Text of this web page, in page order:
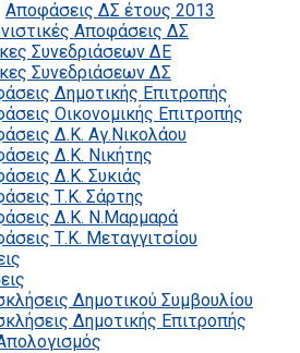
Αποφάσεις ΔΣ έτους 2013
Αποφάσεις ΔΣ
Συνεδριάσεων ΔΕ
Συνεδριάσεων ΔΣ
Δημοτικής Επιτροπής
Οικονομικής Επιτροπής
Δ.Κ. Αγ.Νικολάου
Δ.Κ. Νικήτης
Δ.Κ. Συκιάς
Τ.Κ. Σάρτης
Δ.Κ. Ν.Μαρμαρά
Τ.Κ. Μεταγγιτσίου
Δημοτικού Συμβουλίου
Δημοτικής Επιτροπής